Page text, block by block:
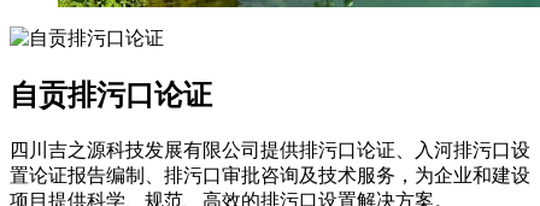
自贡排污口论证
四川吉之源科技发展有限公司提供排污口论证、入河排污口设
置论证报告编制、排污口审批咨询及技术服务，为企业和建设
项目提供科学、规范、高效的排污口设置解决方案。